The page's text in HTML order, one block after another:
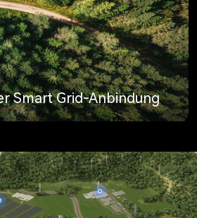
Smart Grid-Anbindung